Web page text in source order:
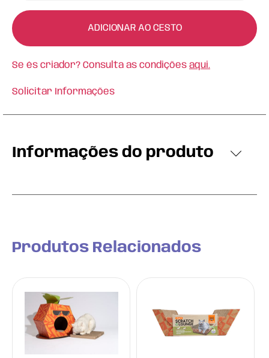
ADICIONAR AO CESTO
Se és criador? Consulta as condições aqui.
Solicitar Informações
Informações do produto
Produtos Relacionados